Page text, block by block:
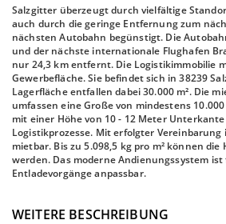
Salzgitter überzeugt durch vielfältige
auch durch die geringe Entfernung zum
nächsten Autobahn begünstigt. Die
und der nächste internationale Flughafen
nur 24,3 km entfernt. Die Logistikimmobilie
Gewerbefläche. Sie befindet sich in 38239
Lagerfläche entfallen dabei 30.000 m². Die
umfassen eine Große von mindestens
mit einer Höhe von 10 - 12 Meter
Logistikprozesse. Mit erfolgter Vereinbarung
mietbar. Bis zu 5.098,5 kg pro m² können
werden. Das moderne Andienungssystem
Entladevorgänge anpassbar.
WEITERE BESCHREIBUNG